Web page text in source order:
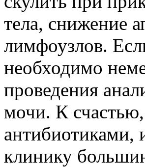
тела, снижение
лимфоузлов.
необходимо
проведения
мочи. К
антибиотиками,
клинику